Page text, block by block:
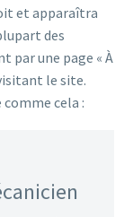
et apparaîtra
des
par une page « À
le site.
cela :